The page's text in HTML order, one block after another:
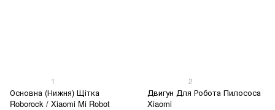
1
Основна (Нижня) Щітка
Roborock / Xiaomi Mi Robot
2
Двигун Для Робота Пилососа
Xiaomi